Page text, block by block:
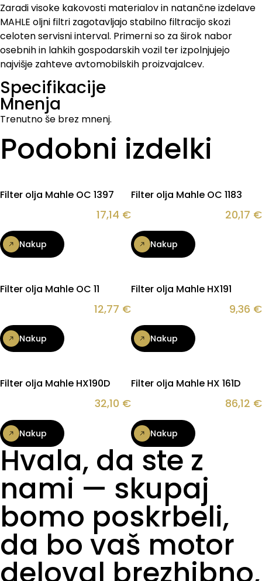
Zaradi visoke kakovosti materialov in natančne izdelave
MAHLE oljni filtri zagotavljajo stabilno filtracijo skozi
celoten servisni interval. Primerni so za širok nabor
osebnih in lahkih gospodarskih vozil ter izpolnjujejo
najvišje zahteve avtomobilskih proizvajalcev.
Specifikacije
Mnenja
Trenutno še brez mnenj.
Podobni izdelki
Filter olja Mahle OC 1397
17,14 €
Nakup
Filter olja Mahle OC 1183
20,17 €
Nakup
Filter olja Mahle OC 11
12,77 €
Nakup
Filter olja Mahle HX191
9,36 €
Nakup
Filter olja Mahle HX190D
32,10 €
Nakup
Filter olja Mahle HX 161D
86,12 €
Nakup
Hvala, da ste z
nami — skupaj
bomo poskrbeli,
da bo vaš motor
deloval brezhibno,